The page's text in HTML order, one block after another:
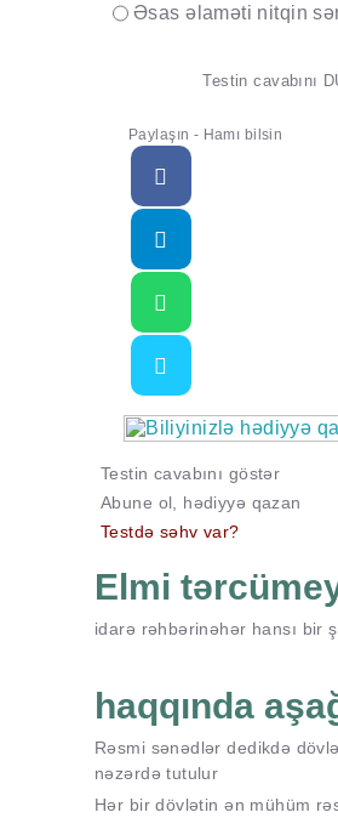
Əsas əlaməti nitqin
Testin cavabını
Paylaşın - Hamı bilsin
Testin cavabını göstər
Abune ol, hədiyyə qazan
Testdə səhv var?
Elmi
idarə rəhbərinəhər hansı bir
haqqında
Rəsmi sənədlər dedikdə
nəzərdə tutulur
Hər bir dövlətin ən mühüm